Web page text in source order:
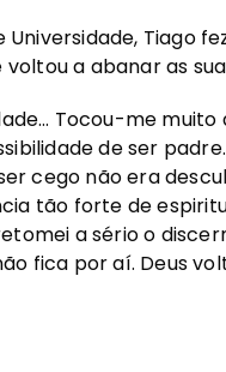
Tiago
a abanar as
Tocou-me
de ser
cego não era
tão forte de
a sério o
fica por aí. Deus